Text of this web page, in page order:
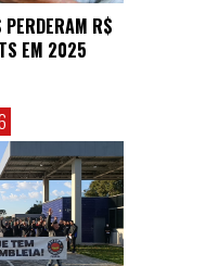
R$
EM 2025